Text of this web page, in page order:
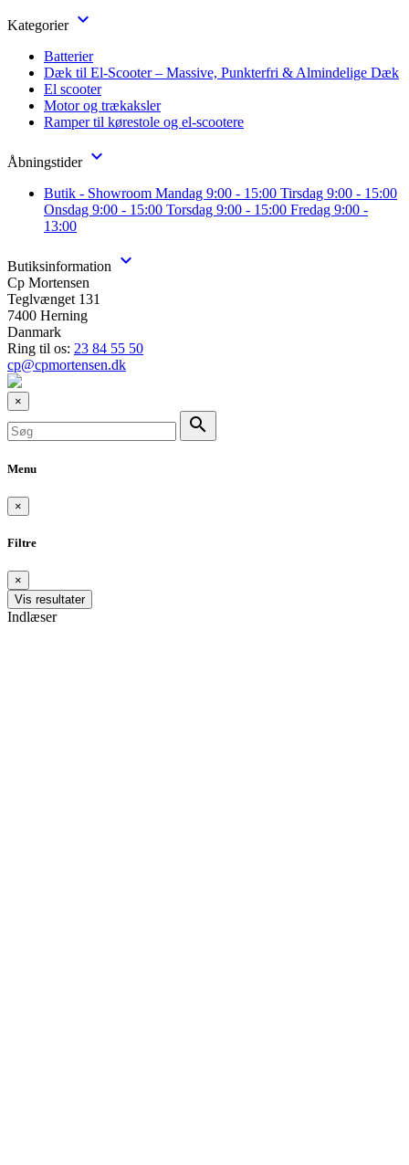
Kategorier 
Batterier
Dæk til El-Scooter – Massive, Punkterfri & Almindelige Dæk
El scooter
Motor og trækaksler
Ramper til kørestole og el-scootere
Åbningstider 
Butik - Showroom Mandag 9:00 - 15:00 Tirsdag 9:00 - 15:00
Onsdag 9:00 - 15:00 Torsdag 9:00 - 15:00 Fredag 9:00 -
13:00
Butiksinformation 
Cp Mortensen
Teglvænget 131
7400 Herning
Danmark
Ring til os: 23 84 55 50
cp@cpmortensen.dk
×
search
Menu
×
Filtre
×
Vis resultater
Indlæser